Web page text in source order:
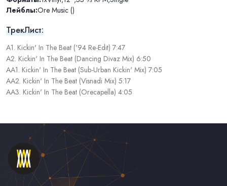
Лейблы:Ore Music ()
ТрекЛист:
A1. Kickin' In The Beat ('94 Re-Edit) 7:47
A2. Kickin' In The Beat (Dancing Divaz Mix) 6:50
AA1. Kickin' In The Beat (Sub-Urban Kickin' Mix) 7:05
AA2. Kickin' In The Beat (Visnadi Mix) 5:17
AA3. Kickin' In The Beat (Orecapella) 4:05